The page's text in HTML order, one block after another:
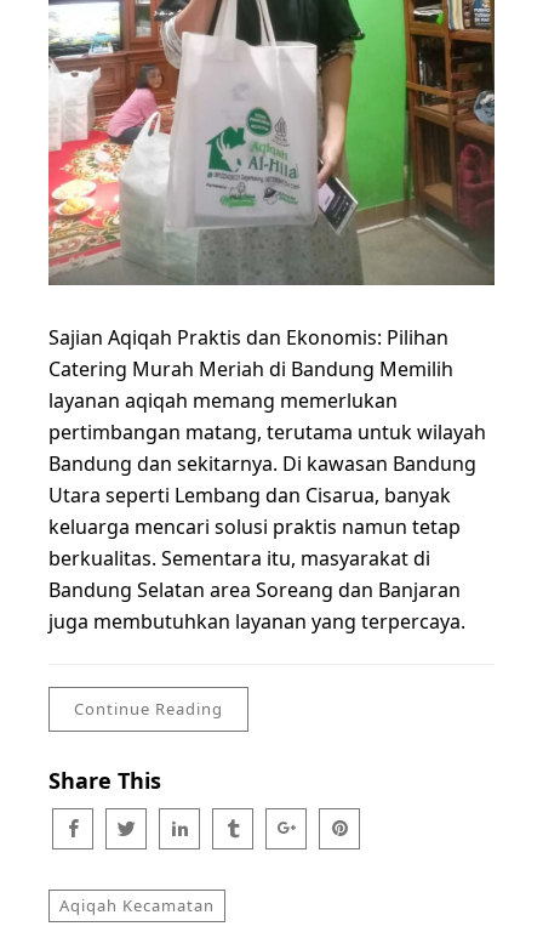
Sajian Aqiqah Praktis dan Ekonomis: Pilihan
Catering Murah Meriah di Bandung Memilih
layanan aqiqah memang memerlukan
pertimbangan matang, terutama untuk wilayah
Bandung dan sekitarnya. Di kawasan Bandung
Utara seperti Lembang dan Cisarua, banyak
keluarga mencari solusi praktis namun tetap
berkualitas. Sementara itu, masyarakat di
Bandung Selatan area Soreang dan Banjaran
juga membutuhkan layanan yang terpercaya.
Continue Reading
Share This
Aqiqah Kecamatan